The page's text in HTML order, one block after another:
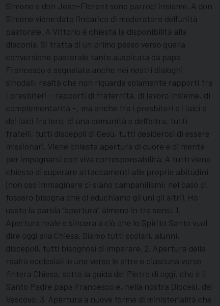
Simone e don Jean-Florent sono parroci insieme. A don
Simone viene dato l’incarico di moderatore dell’unità
pastorale. A Vittorio è chiesta la disponibilità alla
diaconia. Si tratta di un primo passo verso quella
conversione pastorale tanto auspicata da papa
Francesco e segnalata anche nei nostri dialoghi
sinodali; realtà che non riguarda solamente rapporti fra
i presbiteri – rapporti di fraternità, di lavoro insieme, di
complementarità –, ma anche fra i presbiteri e i laici e
dei laici fra loro, di una comunità e dell’altra, tutti
fratelli, tutti discepoli di Gesù, tutti desiderosi di essere
missionari. Viene chiesta apertura di cuore e di mente
per impegnarsi con viva corresponsabilità. A tutti viene
chiesto di superare attaccamenti alle proprie abitudini
(non oso immaginare ci siano campanilismi; nel caso ci
fossero bisogna che ci educhiamo gli uni gli altri). Ho
usato la parola “apertura” almeno in tre sensi. 1.
Apertura reale e sincera a ciò che lo Spirito Santo vuol
dire oggi alla Chiesa. Siamo tutti scolari, alunni,
discepoli, tutti bisognosi di imparare. 2. Apertura delle
realtà ecclesiali le une verso le altre e ciascuna verso
l’intera Chiesa, sotto la guida del Pietro di oggi, che è il
Santo Padre papa Francesco e, nella nostra Diocesi, del
Vescovo. 3. Apertura a nuove forme di ministerialità che